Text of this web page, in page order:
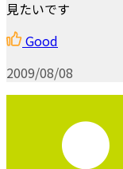
見たいです
Good
2009/08/08